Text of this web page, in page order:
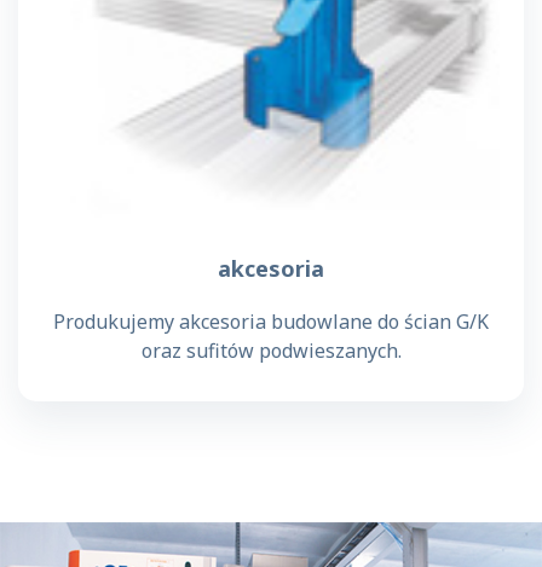
akcesoria
Produkujemy akcesoria budowlane do ścian G/K
oraz sufitów podwieszanych.